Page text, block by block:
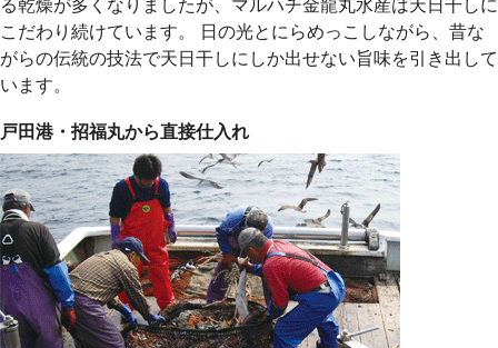
る乾燥が多くなりましたが、マルハチ金龍丸水産は天日干しに
こだわり続けています。 日の光とにらめっこしながら、昔な
がらの伝統の技法で天日干しにしか出せない旨味を引き出して
います。
戸田港・招福丸から直接仕入れ